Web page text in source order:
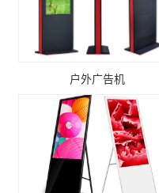
户外广告机